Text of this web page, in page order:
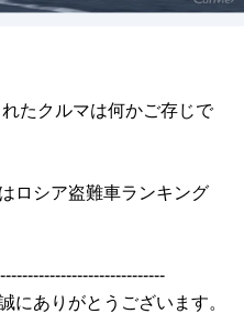
たクルマは何かご存じで
ロシア盗難車ランキング
にありがとうございます。